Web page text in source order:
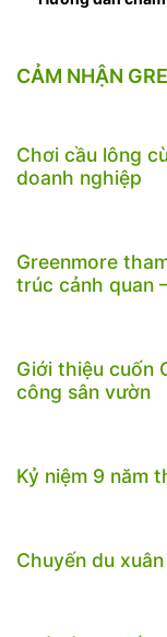
CẢM NHẬN
Chơi cầu lông
doanh nghiệp
Greenmore
trúc cảnh quan
Giới thiệu cuốn
công sân vườn
Kỷ niệm 9 năm
Chuyến du